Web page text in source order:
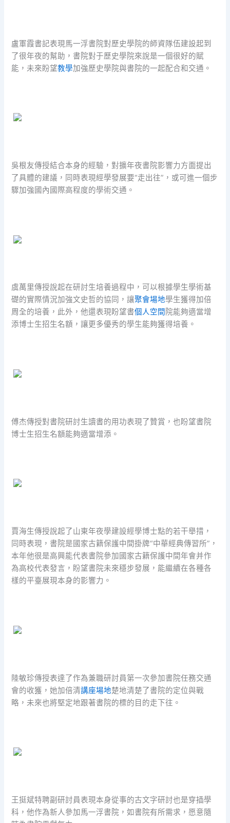
盧軍霞書記表現馬一浮書院對歷史學院的師資隊伍建設起到
了很年夜的幫助，書院對于歷史學院來說是一個很好的賦
能，未來盼望教學加強歷史學院與書院的一起配合和交通。
吳根友傳授結合本身的經驗，對擴年夜書院影響力方面提出
了具體的建議，同時表現經學發展要“走出往”，或可進一個步
驟加強國內國際高程度的學術交通。
虞萬里傳授說起在研討生培養過程中，可以根據學生學術基
礎的實際情況加強文史哲的協同，讓聚會場地學生獲得加倍
周全的培養，此外，他還表現盼望書個人空間 院能夠適當增
添博士生招生名額，讓更多優秀的學生能夠獲得培養。
傅杰傳授對書院研討生讀書的用功表現了贊賞，也盼望書院
博士生招生名額能夠適當增添。
賈海生傳授說起了山東年夜學建設經學博士點的若干舉措，
同時表現，書院是國家古籍保護中間掛牌“中華經典傳習所”，
本年他很是高興能代表書院參加國家古籍保護中間年會并作
為高校代表發言，盼望書院未來穩步發展，能繼續在各種各
樣的平臺展現本身的影響力。
陸敏珍傳授表達了作為兼職研討員第一次參加書院任務交通
會的收獲，她加倍清講座場地楚地清楚了書院的定位與戰
略，未來也將堅定地跟著書院的標的目的走下往。
王挺斌特聘副研討員表現本身從事的古文字研討也是穿插學
科，他作為新人參加馬一浮書院，如書院有所需求，愿意隨